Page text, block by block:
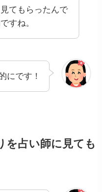
てもらったんで
すね。
にです！
を占い師に見ても